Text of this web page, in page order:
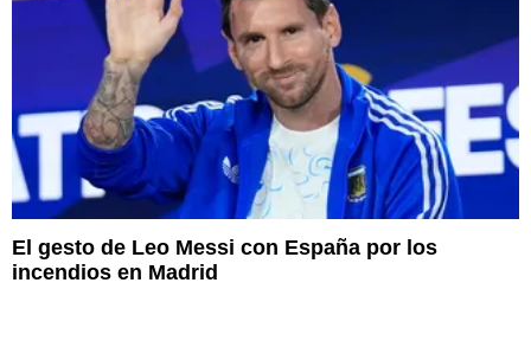
El gesto de Leo Messi con España por los
incendios en Madrid